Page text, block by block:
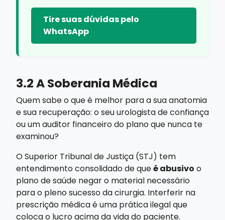
Tire suas dúvidas pelo
WhatsApp
3.2 A Soberania Médica
Quem sabe o que é melhor para a sua anatomia
e sua recuperação: o seu urologista de confiança
ou um auditor financeiro do plano que nunca te
examinou?
O Superior Tribunal de Justiça (STJ) tem
entendimento consolidado de queé abusivo o
plano de saúde negar o material necessário
para o pleno sucesso da cirurgia. Interferir na
prescrição médica é uma prática ilegal que
coloca o lucro acima da vida do paciente.